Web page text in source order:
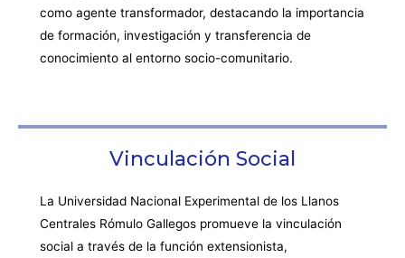
como agente transformador, destacando la importancia
de formación, investigación y transferencia de
conocimiento al entorno socio-comunitario.
Vinculación Social
La Universidad Nacional Experimental de los Llanos
Centrales Rómulo Gallegos promueve la vinculación
social a través de la función extensionista,